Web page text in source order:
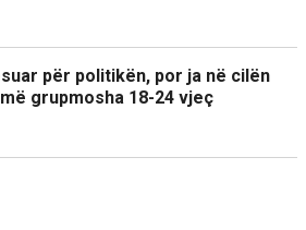
për politikën, por ja në cilën
grupmosha 18-24 vjeç